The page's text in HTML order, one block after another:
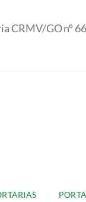
CRMV/GO nº